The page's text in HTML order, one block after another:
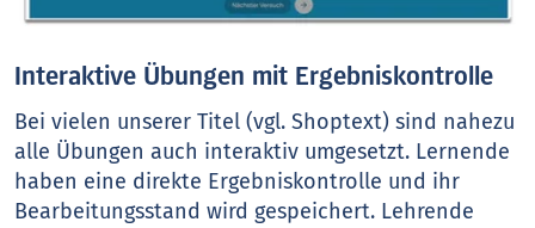
Interaktive Übungen mit Ergebniskontrolle
Bei vielen unserer Titel (vgl. Shoptext) sind nahezu
alle Übungen auch interaktiv umgesetzt. Lernende
haben eine direkte Ergebniskontrolle und ihr
Bearbeitungsstand wird gespeichert. Lehrende